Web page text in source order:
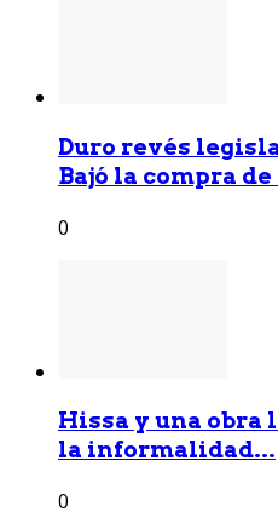
Duro revés
Bajó la compra
0
Hissa y una obra
la informalidad...
0